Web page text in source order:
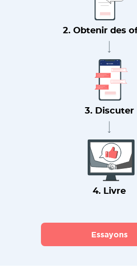
2. Obtenir des
3. Discuter
4. Livre
Essayons